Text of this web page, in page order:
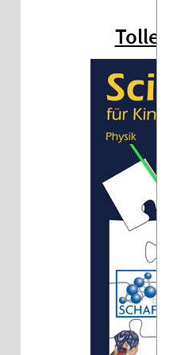
Tolle